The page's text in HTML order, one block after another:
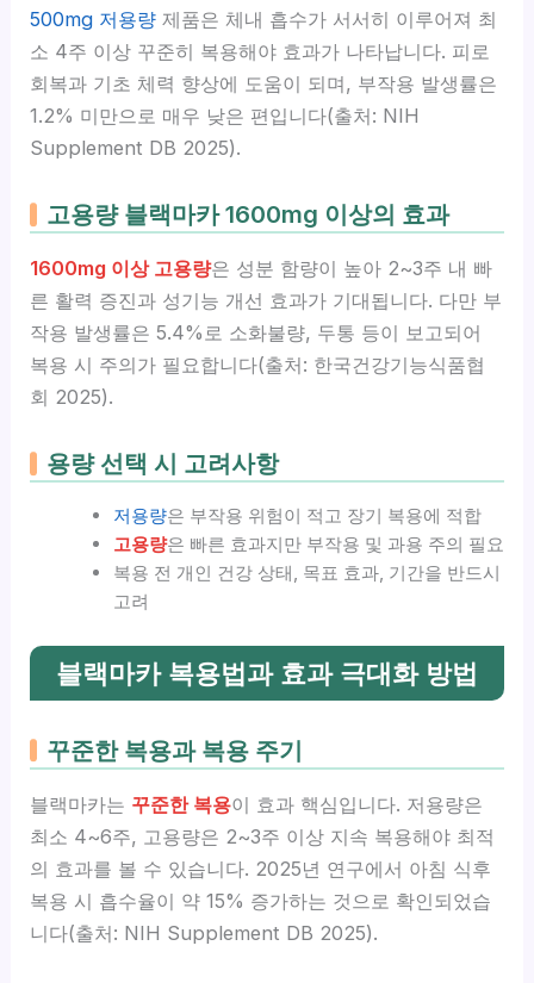
500mg 저용량 제품은 체내 흡수가 서서히 이루어져 최
소 4주 이상 꾸준히 복용해야 효과가 나타납니다. 피로
회복과 기초 체력 향상에 도움이 되며, 부작용 발생률은
1.2% 미만으로 매우 낮은 편입니다(출처: NIH
Supplement DB 2025).
고용량 블랙마카 1600mg 이상의 효과
1600mg 이상 고용량은 성분 함량이 높아 2~3주 내 빠
른 활력 증진과 성기능 개선 효과가 기대됩니다. 다만 부
작용 발생률은 5.4%로 소화불량, 두통 등이 보고되어
복용 시 주의가 필요합니다(출처: 한국건강기능식품협
회 2025).
용량 선택 시 고려사항
저용량은 부작용 위험이 적고 장기 복용에 적합
고용량은 빠른 효과지만 부작용 및 과용 주의 필요
복용 전 개인 건강 상태, 목표 효과, 기간을 반드시
고려
블랙마카 복용법과 효과 극대화 방법
꾸준한 복용과 복용 주기
블랙마카는 꾸준한 복용이 효과 핵심입니다. 저용량은
최소 4~6주, 고용량은 2~3주 이상 지속 복용해야 최적
의 효과를 볼 수 있습니다. 2025년 연구에서 아침 식후
복용 시 흡수율이 약 15% 증가하는 것으로 확인되었습
니다(출처: NIH Supplement DB 2025).